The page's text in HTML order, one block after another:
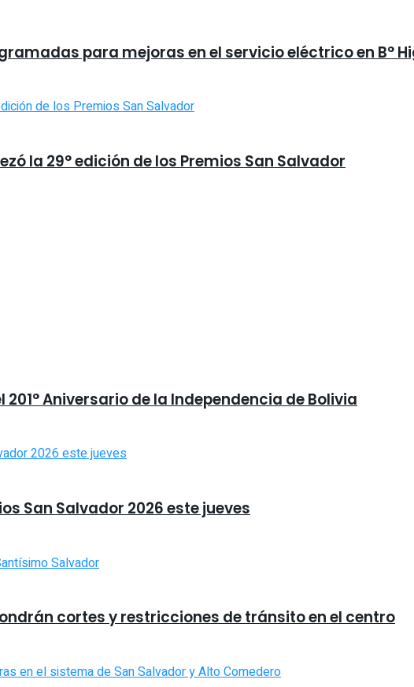
para mejoras en el servicio eléctrico en B°
la 29° edición de los Premios San Salvador
Aniversario de la Independencia de Bolivia
San Salvador 2026 este jueves
cortes y restricciones de tránsito en el centro